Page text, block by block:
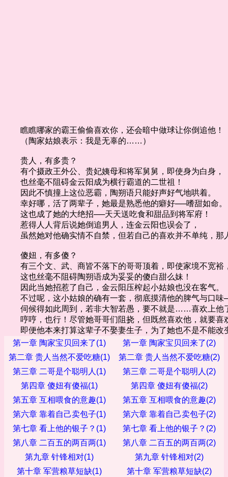
瞧瞧哪家的霸王偷偷喜欢你，还会暗中做球让你倒追他！
（陶家姑娘表示：我是无辜的……）
贵人，有多贵？
有个摄政王外公、贵妃姨母和将军舅舅，即使身为白身，
也丝毫不阻碍金云阳成为横行霸道的二世祖！
因此不慎撞上这位恶霸，陶朔语只能好声好气地哄着。
幸好哪，活了两辈子，她最是熟悉他的癖好──嗜甜如命。
这也成了她的大绝招──天天送吃食和甜品到将军府！
惹得人人背后说她倒追男人，连金云阳也误会了，
虽然她对他确实情不自禁，但若自己的喜欢并不单纯，那
傻妞，有多傻？
有三个文、武、商皆不落下的哥哥顶着，即使家境不宽裕
这也丝毫不阻碍陶朔语成为妥妥的傻白甜么妹！
因此当她招惹了自己，金云阳压榨起小姑娘也没在客气。
不过呢，这小姑娘的确有一套，彻底摸清他的脾气与口味
伺候得如此周到，若非大智若愚，要不就是……喜欢上他
哼哼，也行！尽管她哥哥们阻挠，但既然喜欢他，就要喜
即便他本来打算这辈子不娶妻生子，为了她也不是不能
第一章 陶家宝贝回来了(1)
第一章 陶家宝贝回来了(2)
第二章 贵人当然不爱吃糖(1)
第二章 贵人当然不爱吃糖(2)
第三章 二哥是个聪明人(1)
第三章 二哥是个聪明人(2)
第四章 傻妞有傻福(1)
第四章 傻妞有傻福(2)
第五章 互相喂食的意趣(1)
第五章 互相喂食的意趣(2)
第六章 靠着自己卖包子(1)
第六章 靠着自己卖包子(2)
第七章 看上他的银子？(1)
第七章 看上他的银子？(2)
第八章 二百五的两百两(1)
第八章 二百五的两百两(2)
第九章 针锋相对(1)
第九章 针锋相对(2)
第十章 军营粮草短缺(1)
第十章 军营粮草短缺(2)